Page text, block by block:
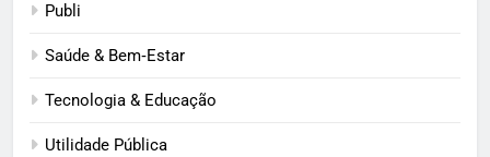
Publi
Saúde & Bem‑Estar
Tecnologia & Educação
Utilidade Pública